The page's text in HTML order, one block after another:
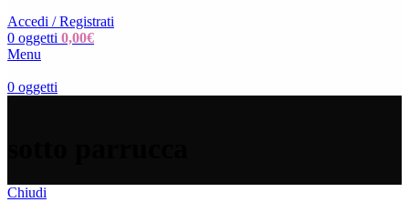
Accedi / Registrati
0 oggetti 0,00€
Menu
0 oggetti
Chiudi